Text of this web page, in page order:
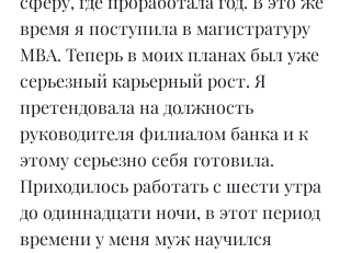
время я поступила в магистратуру
MBA. Теперь в моих планах был уже
серьезный карьерный рост. Я
претендовала на должность
руководителя филиалом банка и к
этому серьезно себя готовила.
Приходилось работать с шести утра
до одиннадцати ночи, в этот период
времени у меня муж научился